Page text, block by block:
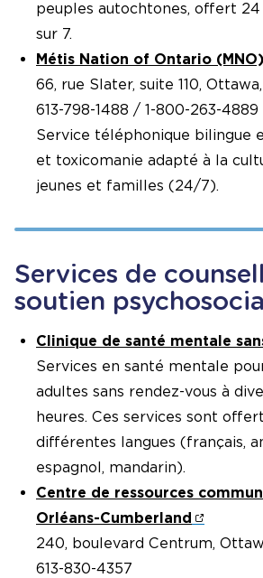
peuples autochtones, offert 24
sur 7.
Métis Nation of Ontario (MNO)
66, rue Slater, suite 110, Ottawa,
613-798-1488 / 1-800-263-4889
Service téléphonique bilingue
et toxicomanie adapté à la
jeunes et familles (24/7).
Services de
soutien
Clinique de santé mentale
Services en santé mentale
adultes sans rendez-vous à
heures. Ces services sont
différentes langues (français,
espagnol, mandarin).
Centre de ressources
Orléans-Cumberland
240, boulevard Centrum,
613-830-4357